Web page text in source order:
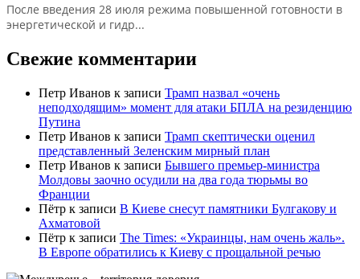
После введения 28 июля режима повышенной готовности в
энергетической и гидр...
Свежие комментарии
Петр Иванов к записи Трамп назвал «очень
неподходящим» момент для атаки БПЛА на резиденцию
Путина
Петр Иванов к записи Трамп скептически оценил
представленный Зеленским мирный план
Петр Иванов к записи Бывшего премьер-министра
Молдовы заочно осудили на два года тюрьмы во
Франции
Пётр к записи В Киеве снесут памятники Булгакову и
Ахматовой
Пётр к записи Тhe Times: «Украинцы, нам очень жаль».
В Европе обратились к Киеву с прощальной речью